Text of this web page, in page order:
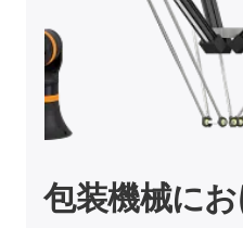
包装機械に